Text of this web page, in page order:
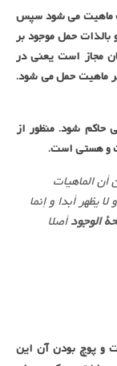
ماهیت می شود سپس
حمل موجود بر
مجاز است یعنی در
ماهیت حمل می شود.
حاکم شود. منظور از
و هستی است.
الماهيات
يظهر أبدا و إنما
الوجودأصلا
و پوچ بودن آن این